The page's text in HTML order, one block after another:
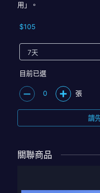
用」。
$105
目前已選
0 張
請
關聯商品